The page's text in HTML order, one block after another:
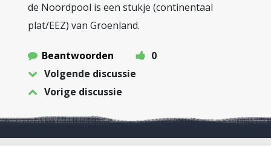
de Noordpool is een stukje (continentaal
plat/EEZ) van Groenland.
Beantwoorden
0
Volgende discussie
Vorige discussie